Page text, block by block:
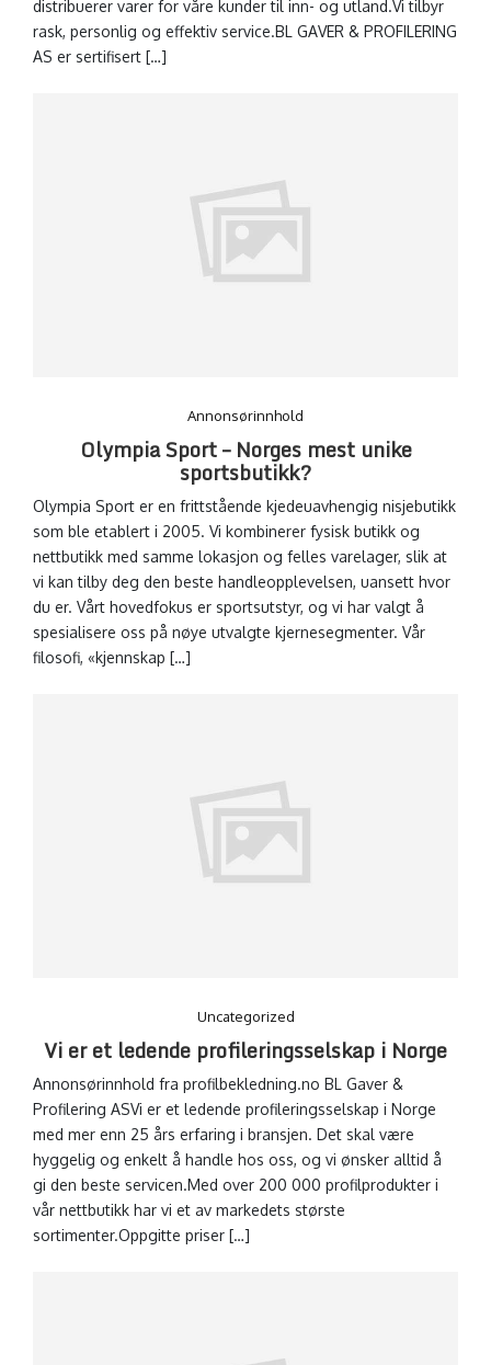
distribuerer varer for våre kunder til inn- og utland.Vi tilbyr
rask, personlig og effektiv service.BL GAVER & PROFILERING
AS er sertifisert […]
Annonsørinnhold
Olympia Sport – Norges mest unike
sportsbutikk?
Olympia Sport er en frittstående kjedeuavhengig nisjebutikk
som ble etablert i 2005. Vi kombinerer fysisk butikk og
nettbutikk med samme lokasjon og felles varelager, slik at
vi kan tilby deg den beste handleopplevelsen, uansett hvor
du er. Vårt hovedfokus er sportsutstyr, og vi har valgt å
spesialisere oss på nøye utvalgte kjernesegmenter. Vår
filosofi, «kjennskap […]
Uncategorized
Vi er et ledende profileringsselskap i Norge
Annonsørinnhold fra profilbekledning.no BL Gaver &
Profilering ASVi er et ledende profileringsselskap i Norge
med mer enn 25 års erfaring i bransjen. Det skal være
hyggelig og enkelt å handle hos oss, og vi ønsker alltid å
gi den beste servicen.Med over 200 000 profilprodukter i
vår nettbutikk har vi et av markedets største
sortimenter.Oppgitte priser […]